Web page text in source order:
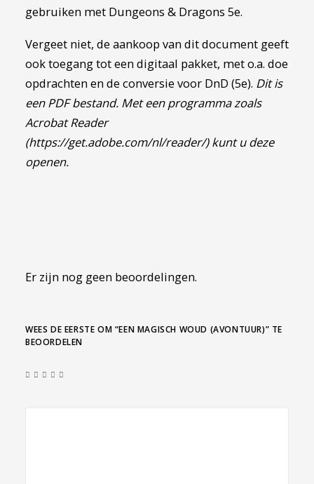
gebruiken met Dungeons & Dragons 5e.
Vergeet niet, de aankoop van dit document geeft
ook toegang tot een digitaal pakket, met o.a. doe
opdrachten en de conversie voor DnD (5e). Dit is
een PDF bestand. Met een programma zoals
Acrobat Reader
(https://get.adobe.com/nl/reader/) kunt u deze
openen.
Er zijn nog geen beoordelingen.
WEES DE EERSTE OM “EEN MAGISCH WOUD (AVONTUUR)” TE
BEOORDELEN